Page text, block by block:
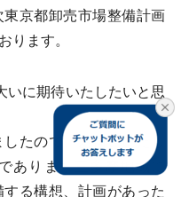
京都卸売市場整備計画
ります。
に期待いたしたいと思
たので、お伺いいたし
あります三多摩地域に
る構想、計画があった